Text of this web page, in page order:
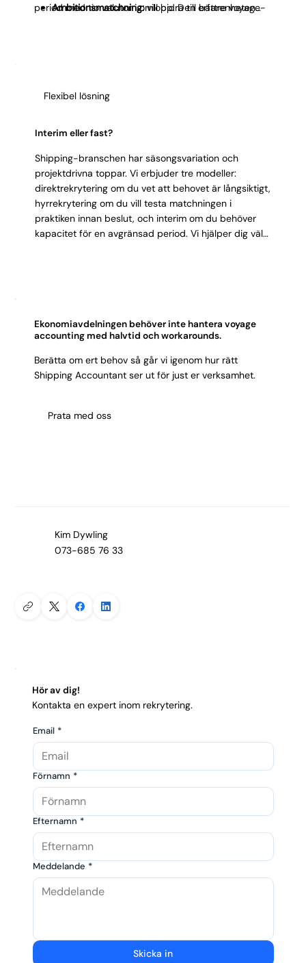
Ambitionsmatchning:vill bidra till bättre voyage-
Integritet:hanterar stora belopp och känslig
period med tio valutor i omlopp. Den erfarenheten
Flexibel lösning
Interim eller fast?
Shipping-branschen har säsongsvariation och
projektdrivna toppar. Vi erbjuder tre modeller:
direktrekrytering om du vet att behovet är långsiktigt,
hyrrekrytering om du vill testa matchningen i
praktiken innan beslut, och interim om du behöver
kapacitet för en avgränsad period. Vi hjälper dig välja
Ekonomiavdelningen behöver inte hantera voyage
accounting med halvtid och workarounds.
Berätta om ert behov så går vi igenom hur rätt
Shipping Accountant ser ut för just er verksamhet.
Prata med oss
Kim Dywling
073-685 76 33
Hör av dig!
Kontakta en expert inom rekrytering.
Email *
Förnamn *
Efternamn *
Meddelande *
Skicka in